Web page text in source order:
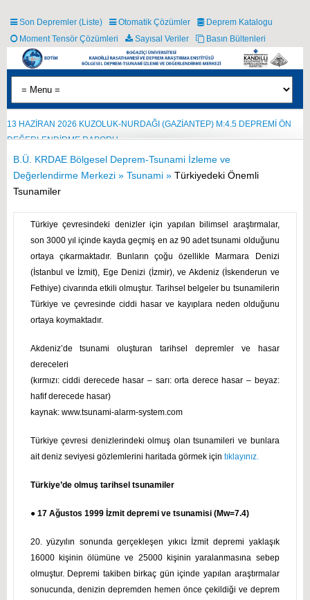
Son Depremler (Liste) Otomatik Çözümler
Deprem Katalogu
Moment Tensör Çözümleri
Sayısal Veriler Basın Bültenleri
13 HAZİRAN 2026 KUZOLUK-NURDAĞI (GAZİANTEP) M:4.5 DEPREMİ ÖN
DEĞERLENDİRME RAPORU
B.Ü. KRDAE Bölgesel Deprem-Tsunami İzleme ve
Değerlendirme Merkezi » Tsunami » Türkiyedeki Önemli
Tsunamiler
Türkiye çevresindeki denizler için yapılan bilimsel araştırmalar,
son 3000 yıl içinde kayda geçmiş en az 90 adet tsunami olduğunu
ortaya çıkarmaktadır. Bunların çoğu özellikle Marmara Denizi
(İstanbul ve İzmit), Ege Denizi (İzmir), ve Akdeniz (İskenderun ve
Fethiye) civarında etkili olmuştur. Tarihsel belgeler bu tsunamilerin
Türkiye ve çevresinde ciddi hasar ve kayıplara neden olduğunu
ortaya koymaktadır.
Akdeniz’de tsunami oluşturan tarihsel depremler ve hasar
dereceleri
(kırmızı: ciddi derecede hasar – sarı: orta derece hasar – beyaz:
hafif derecede hasar)
kaynak: www.tsunami-alarm-system.com
Türkiye çevresi denizlerindeki olmuş olan tsunamileri ve bunlara
ait deniz seviyesi gözlemlerini haritada görmek için tıklayınız.
Türkiye’de olmuş tarihsel tsunamiler
● 17 Ağustos 1999 İzmit depremi ve tsunamisi (Mw=7.4)
20. yüzyılın sonunda gerçekleşen yıkıcı İzmit depremi yaklaşık
16000 kişinin ölümüne ve 25000 kişinin yaralanmasına sebep
olmuştur. Depremi takiben birkaç gün içinde yapılan araştırmalar
sonucunda, denizin depremden hemen önce çekildiği ve deprem